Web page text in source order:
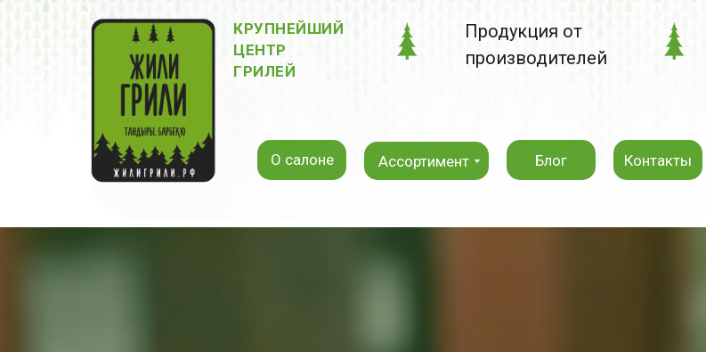
КРУПНЕЙШИЙ
ЦЕНТР
ГРИЛЕЙ
Ассортимент Контакты
Блог
О салоне
Продукция от
производителей